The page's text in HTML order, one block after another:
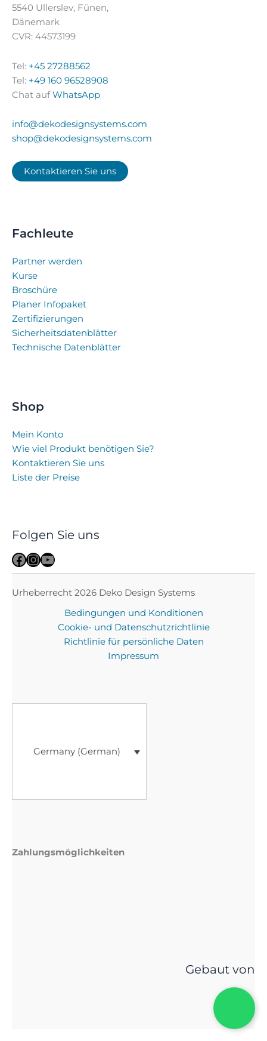
5540 Ullerslev, Fünen,
Dänemark
CVR: 44573199
Tel: +45 27288562
Tel: +49 160 96528908
Chat aufWhatsApp
info@dekodesignsystems.com
shop@dekodesignsystems.com
Kontaktieren Sie uns
Fachleute
Partner werden
Kurse
Broschüre
Planer Infopaket
Zertifizierungen
Sicherheitsdatenblätter
Technische Datenblätter
Shop
Mein Konto
Wie viel Produkt benötigen Sie?
Kontaktieren Sie uns
Liste der Preise
Folgen Sie uns
Facebook
Instagram
YouTube
Urheberrecht 2026 Deko Design Systems
Bedingungen und Konditionen
Cookie- und Datenschutzrichtlinie
Richtlinie für persönliche Daten
Impressum
Germany (German)
Zahlungsmöglichkeiten
Gebaut von